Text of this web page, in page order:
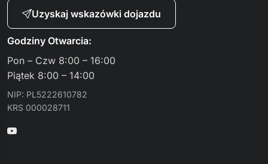
Uzyskaj wskazówki dojazdu
Godziny Otwarcia:
Pon – Czw 8:00 – 16:00
Piątek 8:00 – 14:00
NIP: PL5222610782
KRS 000028711